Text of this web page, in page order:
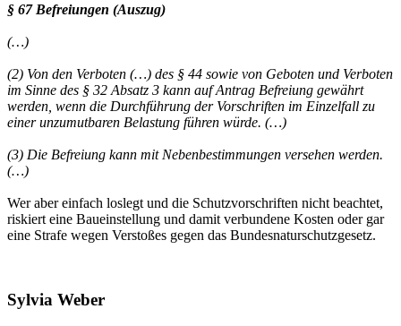
§ 67 Befreiungen (Auszug)
(…)
(2) Von den Verboten (…) des § 44 sowie von Geboten und Verboten
im Sinne des § 32 Absatz 3 kann auf Antrag Befreiung gewährt
werden, wenn die Durchführung der Vorschriften im Einzelfall zu
einer unzumutbaren Belastung führen würde. (…)
(3) Die Befreiung kann mit Nebenbestimmungen versehen werden.
(…)
Wer aber einfach loslegt und die Schutzvorschriften nicht beachtet,
riskiert eine Baueinstellung und damit verbundene Kosten oder gar
eine Strafe wegen Verstoßes gegen das Bundesnaturschutzgesetz.
Sylvia Weber